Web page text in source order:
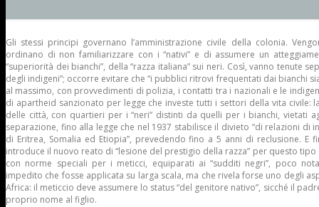
Gli stessi principi governano l’amministrazione civile della colonia.
ordinano di non familiarizzare con i “nativi” e di assumere un
“superiorità dei bianchi”, della “razza italiana” sui neri. Così, vanno tenute
degli indigeni”; occorre evitare che “i pubblici ritrovi frequentati dai bianchi
al massimo, con provvedimenti di polizia, i contatti tra i nazionali e le
di apartheid sanzionato per legge che investe tutti i settori della vita civile:
delle città, con quartieri per i “neri” distinti da quelli per i bianchi, vietati
separazione, fino alla legge che nel 1937 stabilisce il divieto “di relazioni
di Eritrea, Somalia ed Etiopia”, prevedendo fino a 5 anni di reclusione. E
introduce il nuovo reato di “lesione del prestigio della razza” per questo
con norme speciali per i meticci, equiparati ai “sudditi negri”, poco
impedito che fosse applicata su larga scala, ma che rivela forse uno degli
Africa: il meticcio deve assumere lo status “del genitore nativo”, sicché il
proprio nome al figlio.